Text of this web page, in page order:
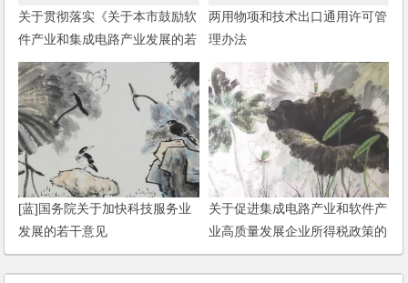
关于贯彻落实《关于本市鼓励软
件产业和集成电路产业发展的若
干政策规定》的实施细则
两用物项和技术出口通用许可管
理办法
[蓝]国务院关于加快科技服务业
发展的若干意见
关于促进集成电路产业和软件产
业高质量发展企业所得税政策的
公告